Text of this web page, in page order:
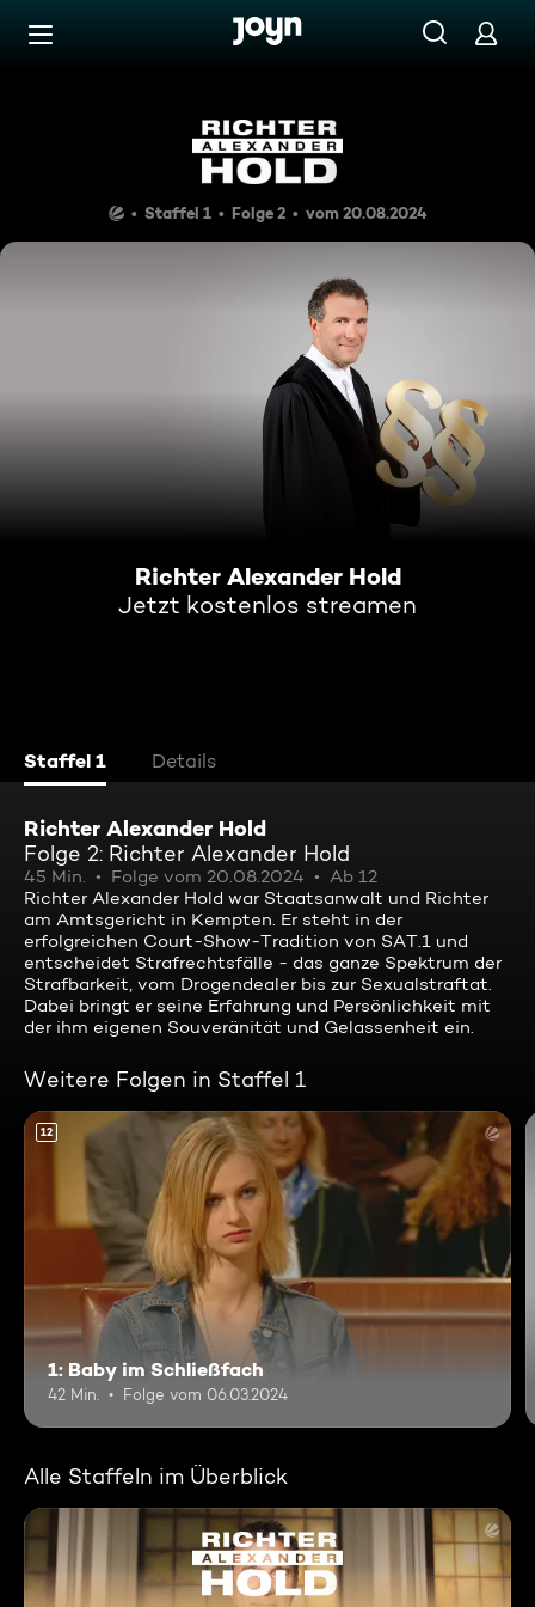
Zum Inhalt springen
Richter Alexander Hold
Staffel 1 Folge 2 vom 20.08.2024
Richter Alexander Hold
Jetzt kostenlos streamen
Staffel 1 Details
Richter Alexander Hold
Folge 2: Richter Alexander Hold
45 Min. Folge vom 20.08.2024
Ab 12
Richter Alexander Hold war Staatsanwalt und Richter
am Amtsgericht in Kempten. Er steht in der
erfolgreichen Court-Show-Tradition von SAT.1 und
entscheidet Strafrechtsfälle - das ganze Spektrum der
Strafbarkeit, vom Drogendealer bis zur Sexualstraftat.
Dabei bringt er seine Erfahrung und Persönlichkeit mit
der ihm eigenen Souveränität und Gelassenheit ein.
Weitere Folgen in Staffel 1
12
1: Baby im Schließfach
42 Min. Folge vom 06.03.2024
Alle Staffeln im Überblick